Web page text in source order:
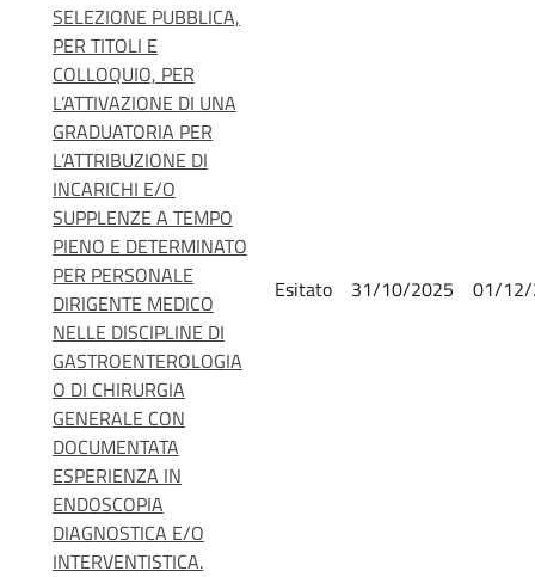
SELEZIONE PUBBLICA,
PER TITOLI E
COLLOQUIO, PER
L’ATTIVAZIONE DI UNA
GRADUATORIA PER
L’ATTRIBUZIONE DI
INCARICHI E/O
SUPPLENZE A TEMPO
PIENO E DETERMINATO
PER PERSONALE
DIRIGENTE MEDICO
NELLE DISCIPLINE DI
GASTROENTEROLOGIA
O DI CHIRURGIA
GENERALE CON
DOCUMENTATA
ESPERIENZA IN
ENDOSCOPIA
DIAGNOSTICA E/O
INTERVENTISTICA.
Esitato 31/10/2025 01/